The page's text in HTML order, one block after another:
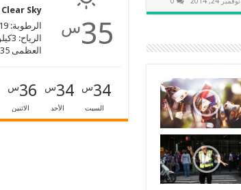
35س
Clear Sky
الرطوبة: 19%
الرياح: 3كيلومتر/ساعة غ.ش.غ
العظمى 35 • الصغرى 35
34س
السبت
34س
الأحد
36س
الاثنين